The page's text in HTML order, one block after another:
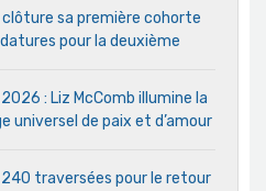
clôture sa première cohorte
pour la deuxième
: Liz McComb illumine la
universel de paix et d’amour
traversées pour le retour